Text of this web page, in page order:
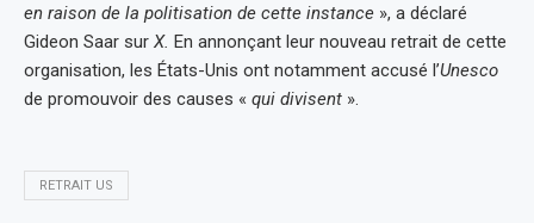
en raison de la politisation de cette instance », a déclaré
Gideon Saar sur X. En annonçant leur nouveau retrait de cette
organisation, les États-Unis ont notamment accusé l’Unesco
de promouvoir des causes « qui divisent ».
RETRAIT US